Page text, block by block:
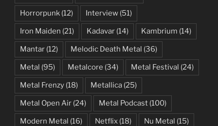
Horrorpunk (12) Interview (51)
Iron Maiden (21) Kadavar (14) Kambrium (14)
Mantar (12) Melodic Death Metal (36)
Metal (95) Metalcore (34) Metal Festival (24)
Metal Frenzy (18) Metallica (25)
Metal Open Air (24) Metal Podcast (100)
Modern Metal (16) Netflix (18) Nu Metal (15)